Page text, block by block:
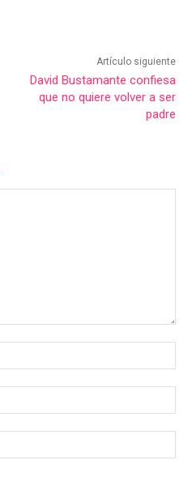
Artículo siguiente
David Bustamante confiesa
que no quiere volver a ser
padre